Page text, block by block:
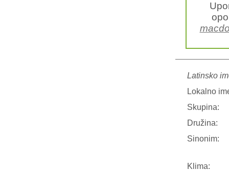
Latinsko
Lokalno
Skupina:
Družina:
Sinonim:
Klima: